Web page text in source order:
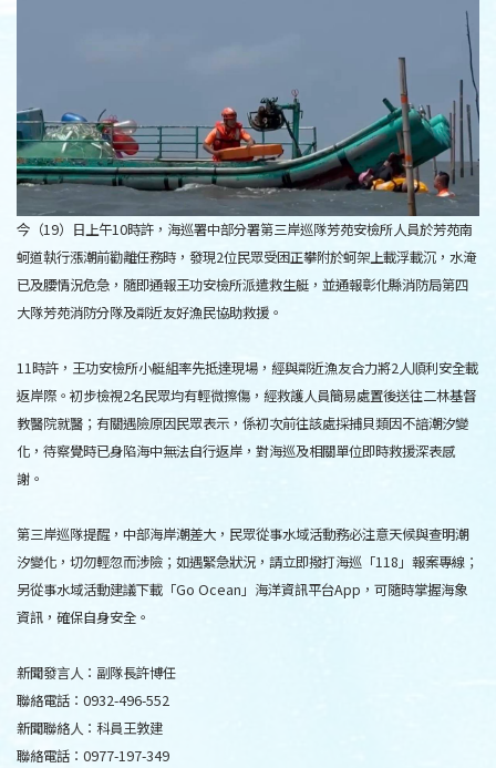
今（19）日上午10時許，海巡署中部分署第三岸巡隊芳苑安檢所人員於芳苑南
蚵道執行漲潮前勸離任務時，發現2位民眾受困正攀附於蚵架上載浮載沉，水淹
已及腰情況危急，隨即通報王功安檢所派遣救生艇，並通報彰化縣消防局第四
大隊芳苑消防分隊及鄰近友好漁民協助救援。
11時許，王功安檢所小艇組率先抵達現場，經與鄰近漁友合力將2人順利安全載
返岸際。初步檢視2名民眾均有輕微擦傷，經救護人員簡易處置後送往二林基督
教醫院就醫；有關遇險原因民眾表示，係初次前往該處採捕貝類因不諳潮汐變
化，待察覺時已身陷海中無法自行返岸，對海巡及相關單位即時救援深表感
謝。
第三岸巡隊提醒，中部海岸潮差大，民眾從事水域活動務必注意天候與查明潮
汐變化，切勿輕忽而涉險；如遇緊急狀況，請立即撥打海巡「118」報案專線；
另從事水域活動建議下載「Go Ocean」海洋資訊平台App，可隨時掌握海象
資訊，確保自身安全。
新聞發言人：副隊長許博任
聯絡電話：0932-496-552
新聞聯絡人：科員王敦建
聯絡電話：0977-197-349